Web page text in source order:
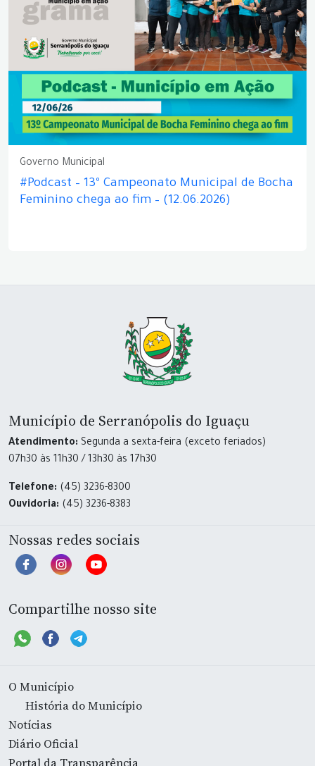
Governo Municipal
#Podcast – 13º Campeonato Municipal de Bocha
Feminino chega ao fim – (12.06.2026)
Município de Serranópolis do Iguaçu
Atendimento: Segunda a sexta-feira (exceto feriados)
07h30 às 11h30 / 13h30 às 17h30
Telefone: (45) 3236-8300
Ouvidoria: (45) 3236-8383
Nossas redes sociais
Compartilhe nosso site
O Município
História do Município
Notícias
Diário Oficial
Portal da Transparência